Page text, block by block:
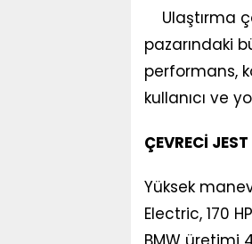
Ulaştırma
pazarındaki
performans,
kullanıcı ve
ÇEVRECİ JEST
Yüksek
Electric, 170